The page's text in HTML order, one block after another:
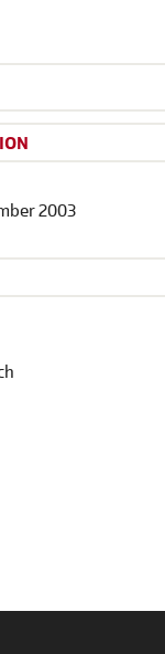
2003